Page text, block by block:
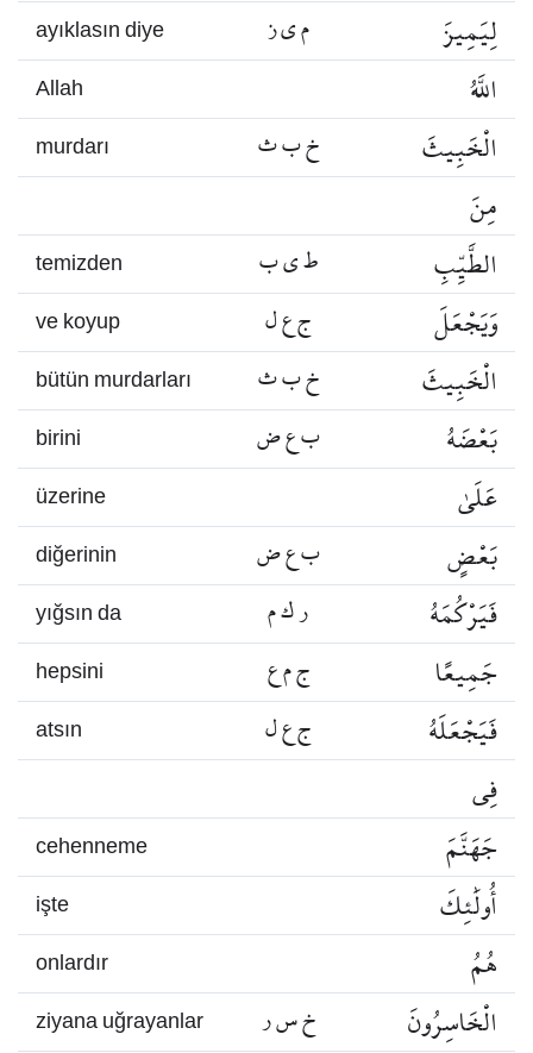
ayıklasın diye م ي ز لِيَمِيزَ
Allah اللَّهُ
murdarı خ ب ث
الْخَبِيثَ
مِنَ
temizden ط ي ب الطَّيِّبِ
ve koyup ج ع ل وَيَجْعَلَ
bütün murdarları خ ب ث الْخَبِيثَ
birini ب ع ض بَعْضَهُ
üzerine عَلَىٰ
diğerinin ب ع ض بَعْضٍ
yığsın da ر ك م فَيَرْكُمَهُ
hepsini ج م ع جَمِيعًا
atsın ج ع ل
فَيَجْعَلَهُ
فِي
cehenneme جَهَنَّمَ
işte أُولَٰئِكَ
onlardır هُمُ
ziyana uğrayanlar خ س ر الْخَاسِرُونَ